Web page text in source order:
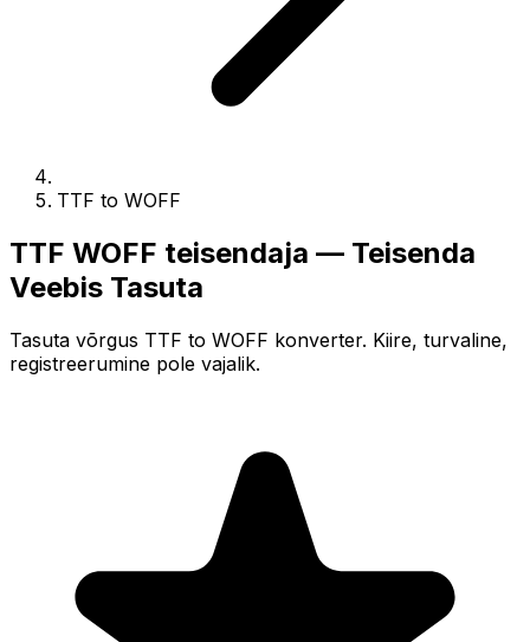
TTF to WOFF
TTF WOFF teisendaja — Teisenda
Veebis Tasuta
Tasuta võrgus TTF to WOFF konverter. Kiire, turvaline,
registreerumine pole vajalik.